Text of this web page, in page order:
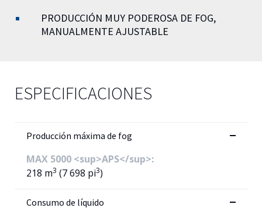
PRODUCCIÓN MUY PODEROSA DE FOG,
MANUALMENTE AJUSTABLE
ESPECIFICACIONES
Producción máxima de fog
MAX 5000 <sup>APS</sup>:
218 m3 (7 698 pi3)
Consumo de líquido